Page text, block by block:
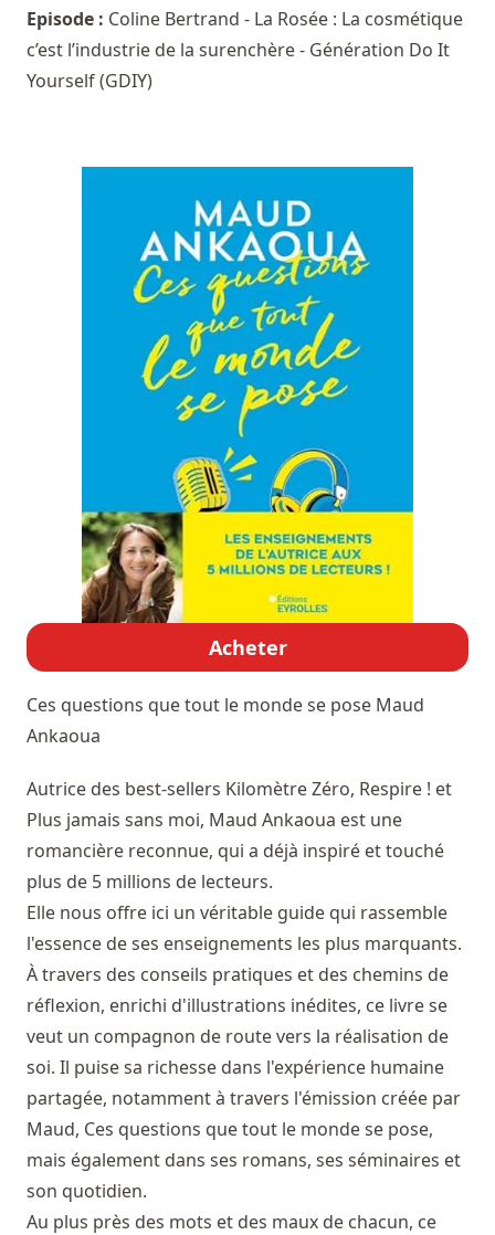
Episode : Coline Bertrand - La Rosée : La cosmétique
c’est l’industrie de la surenchère - Génération Do It
Yourself (GDIY)
Acheter
Ces questions que tout le monde se pose Maud
Ankaoua
Autrice des best-sellers Kilomètre Zéro, Respire ! et
Plus jamais sans moi, Maud Ankaoua est une
romancière reconnue, qui a déjà inspiré et touché
plus de 5 millions de lecteurs.
Elle nous offre ici un véritable guide qui rassemble
l'essence de ses enseignements les plus marquants.
À travers des conseils pratiques et des chemins de
réflexion, enrichi d'illustrations inédites, ce livre se
veut un compagnon de route vers la réalisation de
soi. Il puise sa richesse dans l'expérience humaine
partagée, notamment à travers l'émission créée par
Maud, Ces questions que tout le monde se pose,
mais également dans ses romans, ses séminaires et
son quotidien.
Au plus près des mots et des maux de chacun, ce